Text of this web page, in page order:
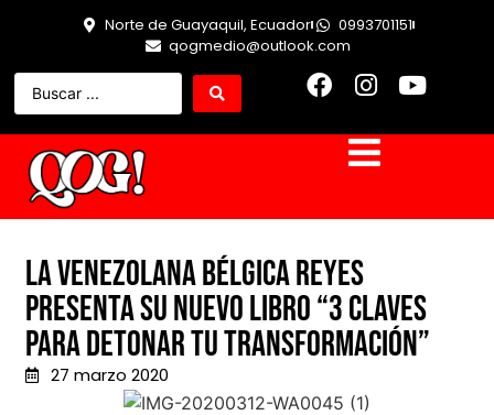
Norte de Guayaquil, Ecuador
0993701151
qogmedio@outlook.com
LA VENEZOLANA BÉLGICA REYES
PRESENTA SU NUEVO LIBRO “3 CLAVES
PARA DETONAR TU TRANSFORMACIÓN”
27 marzo 2020